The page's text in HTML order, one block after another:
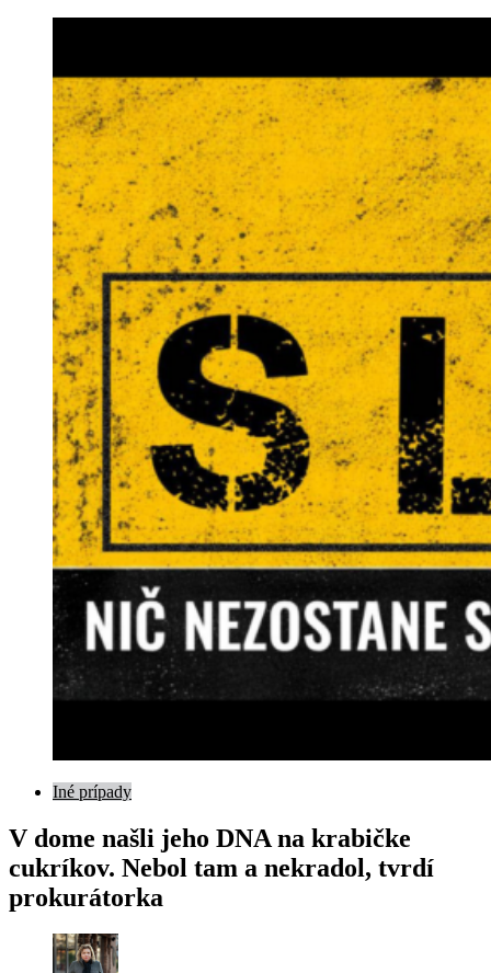
Iné prípady
V dome našli jeho DNA na krabičke
cukríkov. Nebol tam a nekradol, tvrdí
prokurátorka